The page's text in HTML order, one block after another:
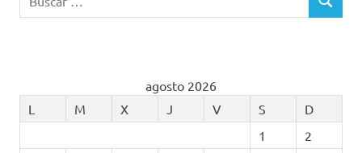
BUSCAR
agosto 2026
L
M X J V S
D
1
2